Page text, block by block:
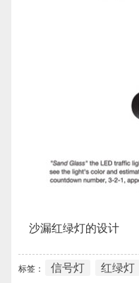
沙漏红绿灯的设计
标签： 信号灯 红绿灯